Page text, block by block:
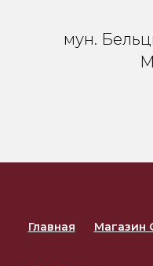
мун.
Главная Магазин